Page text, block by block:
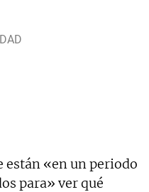
están «en un periodo
para» ver qué